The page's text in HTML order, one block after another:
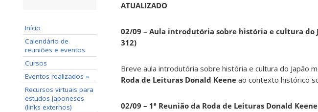
Início
Calendário de
reuniões e eventos
Cursos
Eventos realizados »
Recursos virtuais para
estudos japoneses
(links externos)
ATUALIZADO
02/09 – Aula introdutória sobre história e cultura do
312)
Breve aula introdutória sobre história e cultura do Japão
Roda de Leituras Donald Keene ao contexto histórico
02/09 – 1ª Reunião da Roda de Leituras Donald Keene